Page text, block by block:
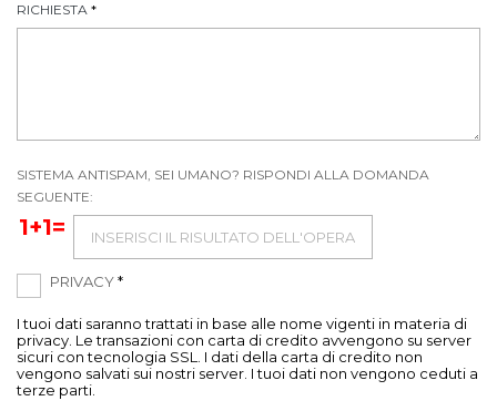
RICHIESTA *
SISTEMA ANTISPAM, SEI UMANO? RISPONDI ALLA DOMANDA
SEGUENTE:
1+1=
PRIVACY*
I tuoi dati saranno trattati in base alle nome vigenti in materia di
privacy. Le transazioni con carta di credito avvengono su server
sicuri con tecnologia SSL. I dati della carta di credito non
vengono salvati sui nostri server. I tuoi dati non vengono ceduti a
terze parti.